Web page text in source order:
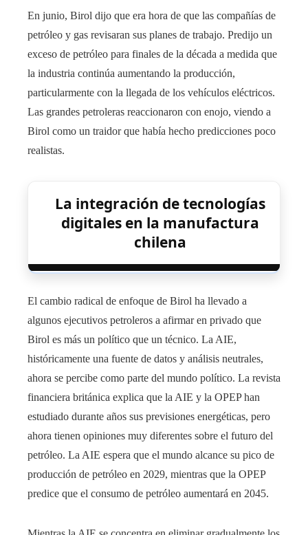
En junio, Birol dijo que era hora de que las compañías de
petróleo y gas revisaran sus planes de trabajo. Predijo un
exceso de petróleo para finales de la década a medida que
la industria continúa aumentando la producción,
particularmente con la llegada de los vehículos eléctricos.
Las grandes petroleras reaccionaron con enojo, viendo a
Birol como un traidor que había hecho predicciones poco
realistas.
La integración de tecnologías
digitales en la manufactura
chilena
El cambio radical de enfoque de Birol ha llevado a
algunos ejecutivos petroleros a afirmar en privado que
Birol es más un político que un técnico. La AIE,
históricamente una fuente de datos y análisis neutrales,
ahora se percibe como parte del mundo político. La revista
financiera británica explica que la AIE y la OPEP han
estudiado durante años sus previsiones energéticas, pero
ahora tienen opiniones muy diferentes sobre el futuro del
petróleo. La AIE espera que el mundo alcance su pico de
producción de petróleo en 2029, mientras que la OPEP
predice que el consumo de petróleo aumentará en 2045.